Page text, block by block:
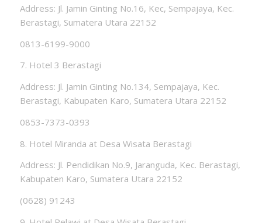
Address: Jl. Jamin Ginting No.16, Kec, Sempajaya, Kec.
Berastagi, Sumatera Utara 22152
0813-6199-9000
7. Hotel 3 Berastagi
Address: Jl. Jamin Ginting No.134, Sempajaya, Kec.
Berastagi, Kabupaten Karo, Sumatera Utara 22152
0853-7373-0393
8. Hotel Miranda at Desa Wisata Berastagi
Address: Jl. Pendidikan No.9, Jaranguda, Kec. Berastagi,
Kabupaten Karo, Sumatera Utara 22152
(0628) 91243